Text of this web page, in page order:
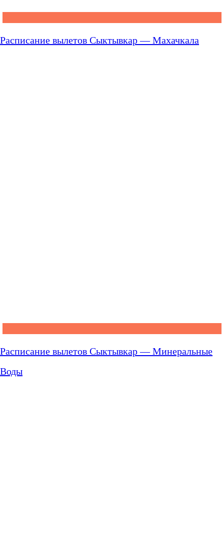
Расписание вылетов Сыктывкар — Махачкала
Расписание вылетов Сыктывкар — Минеральные
Воды